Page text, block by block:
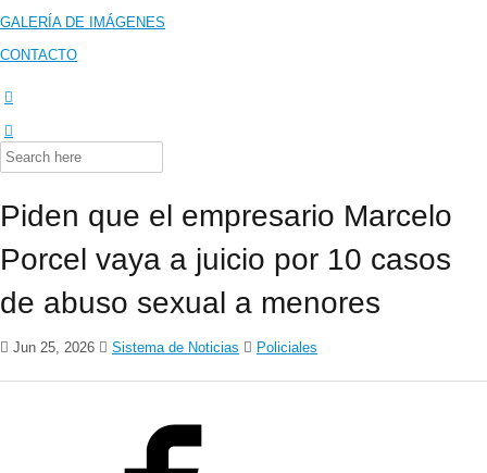
GALERÍA DE IMÁGENES
CONTACTO
Search
for:
Piden que el empresario Marcelo
Porcel vaya a juicio por 10 casos
de abuso sexual a menores
Jun 25, 2026 Sistema de Noticias Policiales